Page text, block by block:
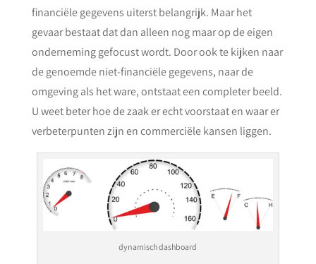
financiële gegevens uiterst belangrijk. Maar het
gevaar bestaat dat dan alleen nog maar op de eigen
onderneming gefocust wordt. Door ook te kijken naar
de genoemde niet-financiële gegevens, naar de
omgeving als het ware, ontstaat een completer beeld.
U weet beter hoe de zaak er echt voorstaat en waar er
verbeterpunten zijn en commerciële kansen liggen.
dynamisch dashboard